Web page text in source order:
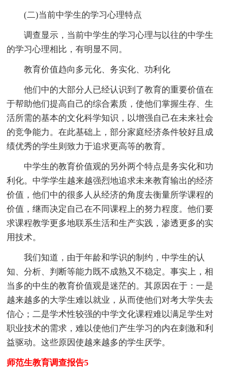
(二)当前中学生的学习心理特点
调查显示，当前中学生的学习心理与以往的中学生
的学习心理相比，有明显不同。
教育价值趋向多元化、务实化、功利化
他们中的大部分人已经认识到了教育的重要价值在
于帮助他们提高自己的综合素质，使他们掌握生存、生
活所需的基本的文化科学知识，以增强自己在未来社会
的竞争能力。在此基础上，部分家庭经济条件较好且成
绩优秀的学生则致力于追求更高等的教育。
中学生的教育价值观的另外两个特点是务实化和功
利化。中学学生越来越强烈地追求未来教育输出的经济
价值，他们中的很多人从经济的角度去衡量所学课程的
价值，继而决定自己在不同课程上的努力程度。他们要
求课程教学更多地联系生活和生产实践，渗透更多的实
用技术。
我们知道，由于年龄和学识的制约，中学生的认
知、分析、判断等能力既不成熟又不稳定。事实上，相
当多的中生的教育价值观是迷茫的。其原因在于：一是
越来越多的大学生难以就业，从而使他们对考大学失去
信心；二是学术性较强的中学文化课程难以满足学生对
职业技术的需求，难以使他们产生学习的内在刺激和利
益驱动。这些原因使越来越多的学生厌学。
师范生教育调查报告5